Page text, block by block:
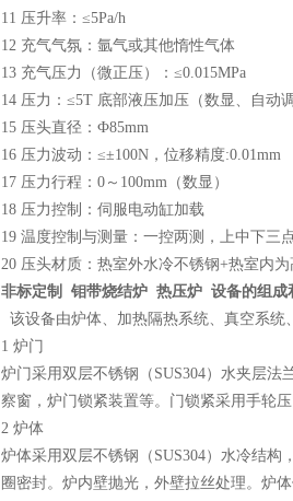
11 压升率：≤5Pa/h
12 充气气氛：氩气或其他惰性气体
13 充气压力（微正压）：≤0.015MPa
14 压力：≤5T 底部液压加压（数显、自动
15 压头直径：Ф85mm
16 压力波动：≤±100N，位移精度:0.01mm
17 压力行程：0～100mm（数显）
18 压力控制：伺服电动缸加载
19 温度控制与测量：一控两测，上中下三
20 压头材质：热室外水冷不锈钢+热室内
非标定制 钼带烧结炉 热压炉 设备的组成
该设备由炉体、加热隔热系统、真空系统
1 炉门
炉门采用双层不锈钢（SUS304）水夹层
察窗，炉门锁紧装置等。门锁紧采用手轮
2 炉体
炉体采用双层不锈钢（SUS304）水冷结
圈密封。炉内壁抛光，外壁拉丝处理。炉